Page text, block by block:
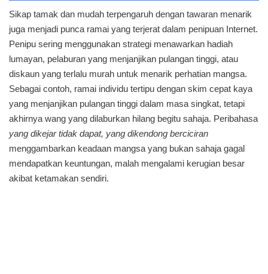
Sikap tamak dan mudah terpengaruh dengan tawaran menarik
juga menjadi punca ramai yang terjerat dalam penipuan Internet.
Penipu sering menggunakan strategi menawarkan hadiah
lumayan, pelaburan yang menjanjikan pulangan tinggi, atau
diskaun yang terlalu murah untuk menarik perhatian mangsa.
Sebagai contoh, ramai individu tertipu dengan skim cepat kaya
yang menjanjikan pulangan tinggi dalam masa singkat, tetapi
akhirnya wang yang dilaburkan hilang begitu sahaja. Peribahasa
yang dikejar tidak dapat, yang dikendong berciciran
menggambarkan keadaan mangsa yang bukan sahaja gagal
mendapatkan keuntungan, malah mengalami kerugian besar
akibat ketamakan sendiri.